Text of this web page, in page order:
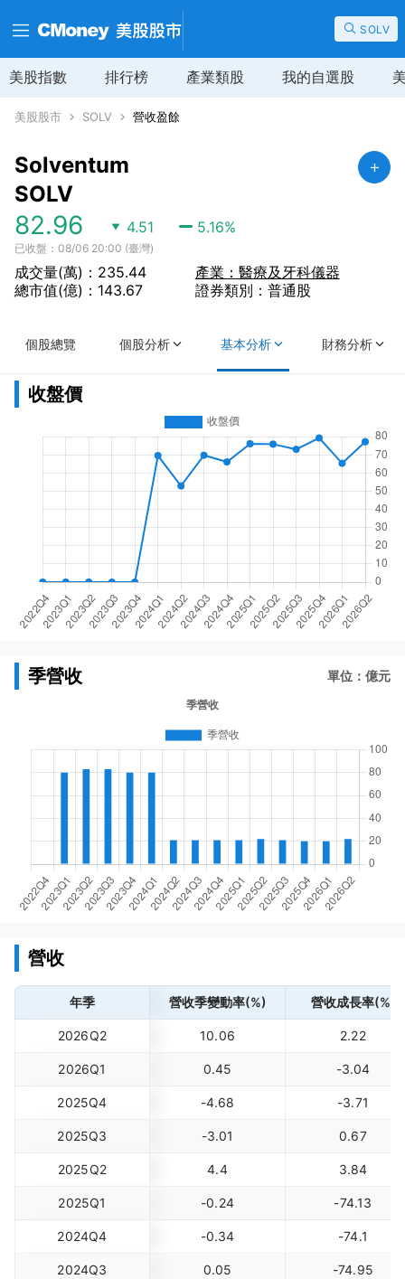
SOLV
美股指數 排行榜 產業類股 我的自選股
美股股市 SOLV 營收盈餘
Solventum
SOLV
82.96 4.51 5.16%
已收盤：08/06 20:00 (臺灣)
成交量(萬)：235.44
總市值(億)：143.67
產業：醫療及牙科儀器
證券類別：普通股
個股總覽 個股分析 基本分析 財務分析
收盤價
季營收 單位：億元
營收
年季 營收季變動率(%) 營收成長率(%)
2026Q2 10.06 2.22
2026Q1 0.45 -3.04
2025Q4 -4.68 -3.71
2025Q3 -3.01 0.67
2025Q2 4.4 3.84
2025Q1 -0.24 -74.13
2024Q4 -0.34 -74.1
2024Q3 0.05 -74.95